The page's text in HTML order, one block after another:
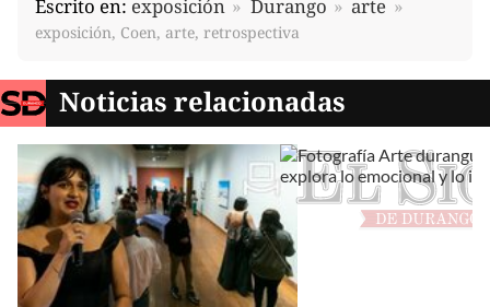
Escrito en: exposición Durango arte
exposición, Coen, arte, retrospectiva
Noticias relacionadas